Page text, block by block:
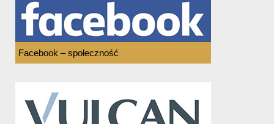
Facebook – społeczność